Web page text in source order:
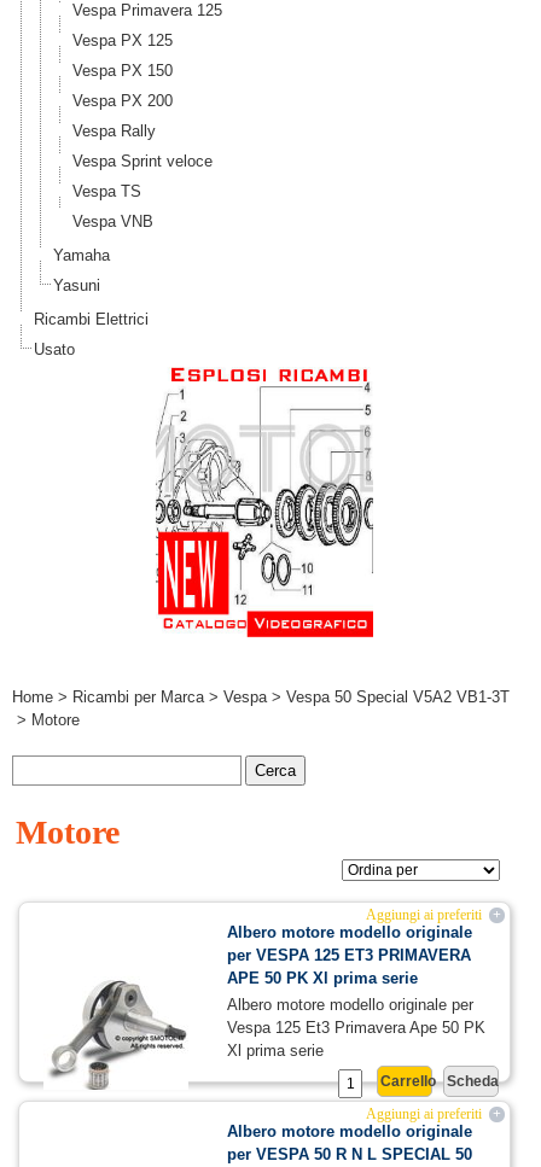
Vespa Primavera 125
Vespa PX 125
Vespa PX 150
Vespa PX 200
Vespa Rally
Vespa Sprint veloce
Vespa TS
Vespa VNB
Yamaha
Yasuni
Ricambi Elettrici
Usato
Home > Ricambi per Marca> Vespa> Vespa 50 Special V5A2 VB1-3T
> Motore
Motore
+
Aggiungi ai preferiti
Albero motore modello originale
per VESPA 125 ET3 PRIMAVERA
APE 50 PK Xl prima serie
Albero motore modello originale per
Vespa 125 Et3 Primavera Ape 50 PK
Xl prima serie
Scheda
Carrello
+
Aggiungi ai preferiti
Albero motore modello originale
per VESPA 50 R N L SPECIAL 50